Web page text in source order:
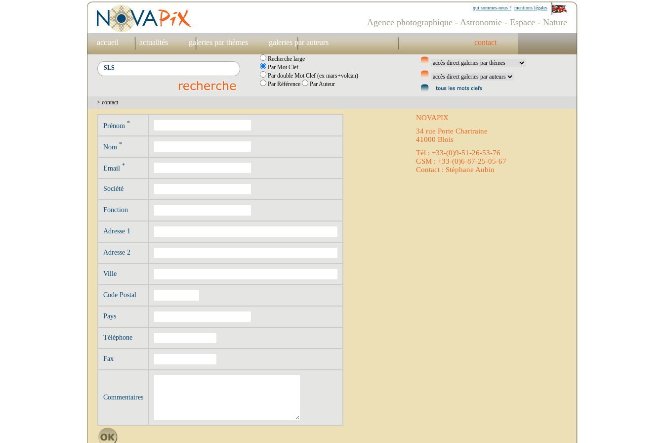
mentions légales
qui sommes-nous ?
Agence photographique - Astronomie - Espace - Nature
accueil actualités galeries par thèmes galeries par auteurs contact
Recherche large
Par Mot Clef
Par double Mot Clef (ex mars+volcan)
Par Référence
Par Auteur
> contact
Prénom *
Nom *
Email *
Société
Fonction
Adresse 1
Adresse 2
Ville
Code Postal
Pays
Téléphone
Fax
Commentaires
NOVAPIX
34 rue Porte Chartraine
41000 Blois
Tél : +33-(0)9-51-26-53-76
GSM : +33-(0)6-87-25-05-67
Contact : Stéphane Aubin